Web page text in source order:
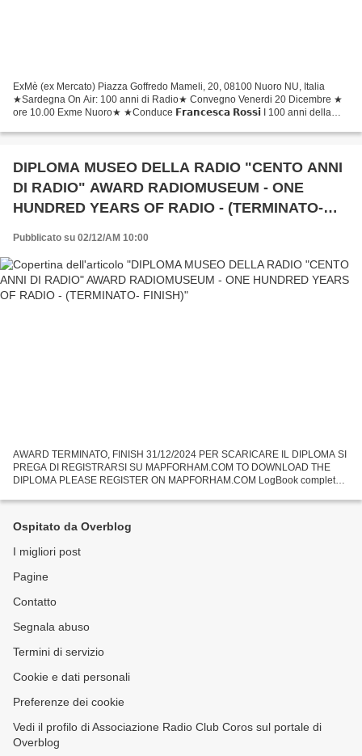
ExMè (ex Mercato) Piazza Goffredo Mameli, 20, 08100 Nuoro NU, Italia
★Sardegna On Air: 100 anni di Radio★ Convegno Venerdi 20 Dicembre ★
ore 10.00 Exme Nuoro★ ★Conduce 𝗙𝗿𝗮𝗻𝗰𝗲𝘀𝗰𝗮 𝗥𝗼𝘀𝘀𝗶 I 100 anni della
DIPLOMA MUSEO DELLA RADIO "CENTO ANNI
DI RADIO" AWARD RADIOMUSEUM - ONE
HUNDRED YEARS OF RADIO - (TERMINATO-
Pubblicato su 02/12/AM 10:00
AWARD TERMINATO, FINISH 31/12/2024 PER SCARICARE IL DIPLOMA SI
PREGA DI REGISTRARSI SU MAPFORHAM.COM TO DOWNLOAD THE
DIPLOMA PLEASE REGISTER ON MAPFORHAM.COM LogBook completo,
Ospitato da Overblog
I migliori post
Pagine
Contatto
Segnala abuso
Termini di servizio
Cookie e dati personali
Preferenze dei cookie
Vedi il profilo di Associazione Radio Club Coros sul portale di
Overblog